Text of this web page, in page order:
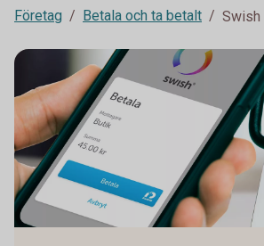
Företag Betala och ta betalt Swish